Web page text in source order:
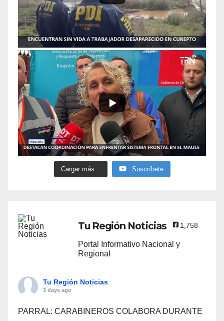
Cargar más... Suscríbete
Tu Región Noticias 1,758
Portal Informativo Nacional y
Regional
Tu Región Noticias
3 days ago
PARRAL: CARABINEROS COLABORA DURANTE